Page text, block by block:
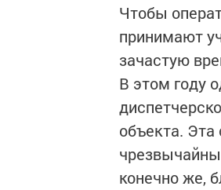
Чтобы
принимают
зачастую
В этом году
объекта. Эта
конечно же,